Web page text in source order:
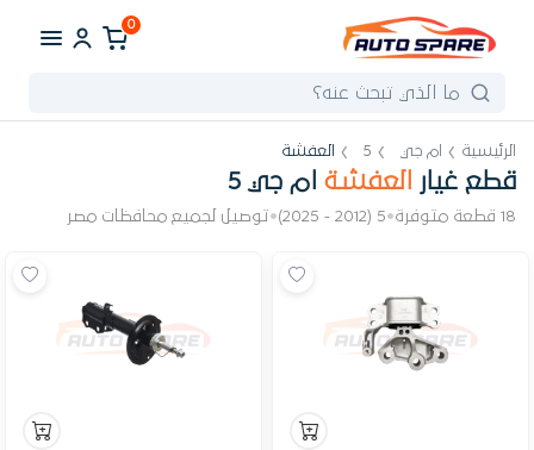
0
الرئيسية ام جي 5 العفشة
قطع غيار العفشة ام جي 5
18 قطعة متوفرة •
5 (2012 - 2025)
•توصيل لجميع محافظات مصر